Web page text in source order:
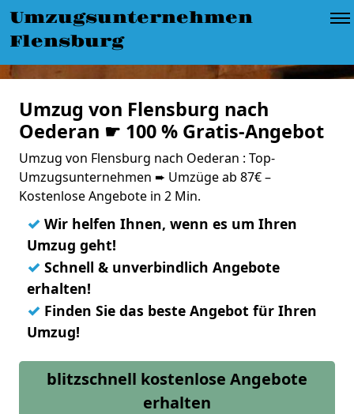
Umzugsunternehmen
Flensburg
Umzug von Flensburg nach
Oederan ☛ 100 % Gratis-Angebot
Umzug von Flensburg nach Oederan : Top-
Umzugsunternehmen ➨ Umzüge ab 87€ –
Kostenlose Angebote in 2 Min.
✓ Wir helfen Ihnen, wenn es um Ihren
Umzug geht!
✓ Schnell & unverbindlich Angebote
erhalten!
✓ Finden Sie das beste Angebot für Ihren
Umzug!
blitzschnell kostenlose Angebote
erhalten